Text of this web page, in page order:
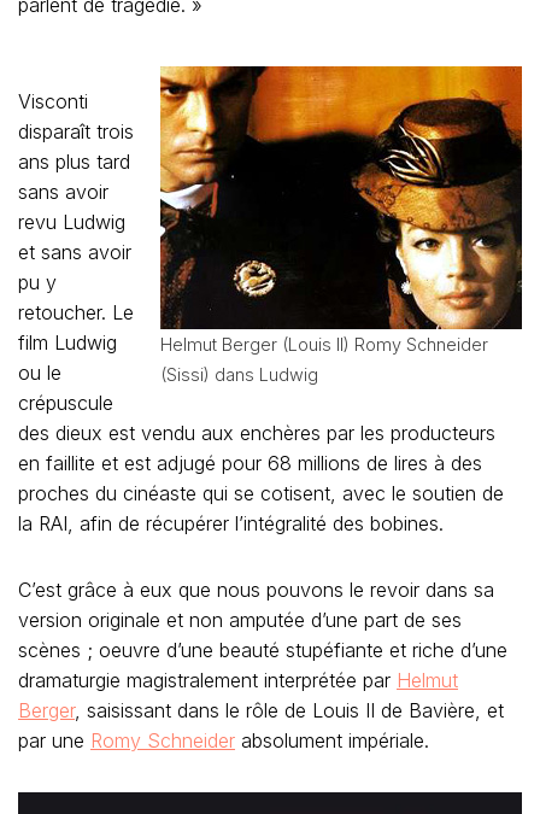
parlent de tragédie. »
Helmut Berger (Louis II) Romy Schneider
(Sissi) dans Ludwig
Visconti
disparaît trois
ans plus tard
sans avoir
revu Ludwig
et sans avoir
pu y
retoucher. Le
film Ludwig
ou le
crépuscule
des dieux est vendu aux enchères par les producteurs
en faillite et est adjugé pour 68 millions de lires à des
proches du cinéaste qui se cotisent, avec le soutien de
la RAI, afin de récupérer l’intégralité des bobines.
C’est grâce à eux que nous pouvons le revoir dans sa
version originale et non amputée d’une part de ses
scènes ; oeuvre d’une beauté stupéfiante et riche d’une
dramaturgie magistralement interprétée par Helmut
Berger, saisissant dans le rôle de Louis II de Bavière, et
par une Romy Schneider absolument impériale.